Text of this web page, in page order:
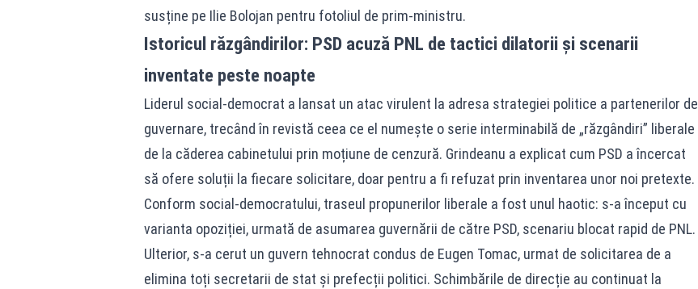
susține pe Ilie Bolojan pentru fotoliul de prim-ministru.
Istoricul răzgândirilor: PSD acuză PNL de tactici dilatorii și scenarii
inventate peste noapte
Liderul social-democrat a lansat un atac virulent la adresa strategiei politice a partenerilor de
guvernare, trecând în revistă ceea ce el numește o serie interminabilă de „răzgândiri” liberale
de la căderea cabinetului prin moțiune de cenzură. Grindeanu a explicat cum PSD a încercat
să ofere soluții la fiecare solicitare, doar pentru a fi refuzat prin inventarea unor noi pretexte.
Conform social-democratului, traseul propunerilor liberale a fost unul haotic: s-a început cu
varianta opoziției, urmată de asumarea guvernării de către PSD, scenariu blocat rapid de PNL.
Ulterior, s-a cerut un guvern tehnocrat condus de Eugen Tomac, urmat de solicitarea de a
elimina toți secretarii de stat și prefecții politici. Schimbările de direcție au continuat la